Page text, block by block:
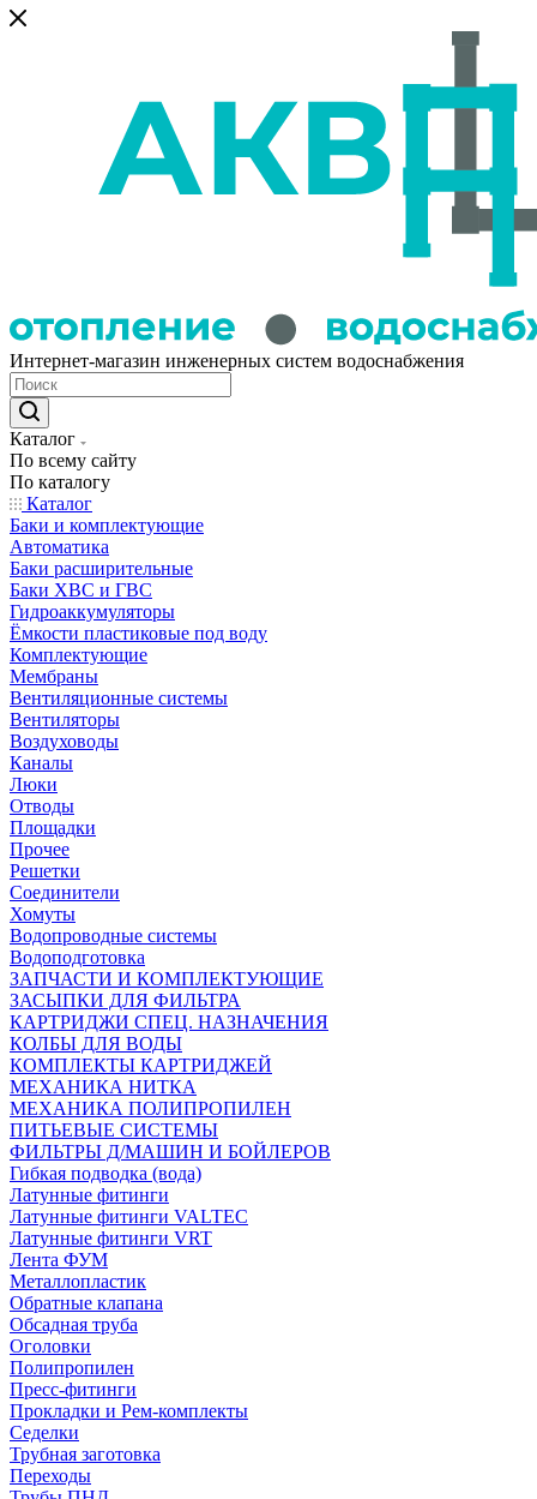
Интернет-магазин инженерных систем водоснабжения
Каталог
По всему сайту
По каталогу
Каталог
Баки и комплектующие
Автоматика
Баки расширительные
Баки ХВС и ГВС
Гидроаккумуляторы
Ёмкости пластиковые под воду
Комплектующие
Мембраны
Вентиляционные системы
Вентиляторы
Воздуховоды
Каналы
Люки
Отводы
Площадки
Прочее
Решетки
Соединители
Хомуты
Водопроводные системы
Водоподготовка
ЗАПЧАСТИ И КОМПЛЕКТУЮЩИЕ
ЗАСЫПКИ ДЛЯ ФИЛЬТРА
КАРТРИДЖИ СПЕЦ. НАЗНАЧЕНИЯ
КОЛБЫ ДЛЯ ВОДЫ
КОМПЛЕКТЫ КАРТРИДЖЕЙ
МЕХАНИКА НИТКА
МЕХАНИКА ПОЛИПРОПИЛЕН
ПИТЬЕВЫЕ СИСТЕМЫ
ФИЛЬТРЫ Д/МАШИН И БОЙЛЕРОВ
Гибкая подводка (вода)
Латунные фитинги
Латунные фитинги VALTEC
Латунные фитинги VRT
Лента ФУМ
Металлопластик
Обратные клапана
Обсадная труба
Оголовки
Полипропилен
Пресс-фитинги
Прокладки и Рем-комплекты
Седелки
Трубная заготовка
Переходы